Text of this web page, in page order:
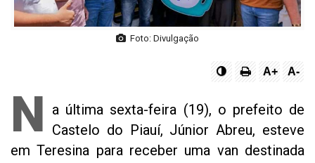
Foto: Divulgação
A+ A-
N a última sexta-feira (19), o prefeito de
Castelo do Piauí, Júnior Abreu, esteve
em Teresina para receber uma van destinada